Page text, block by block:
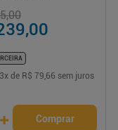
3x de R$ 79,66 sem juros
+ Comprar